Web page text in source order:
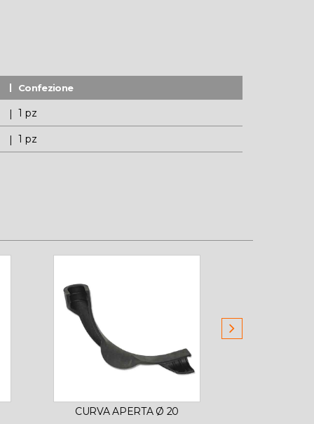
Confezione
1 pz
1 pz
CURVA APERTA Ø 20